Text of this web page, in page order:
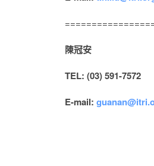
陳冠安
TEL: (03) 591-7572
E-mail: